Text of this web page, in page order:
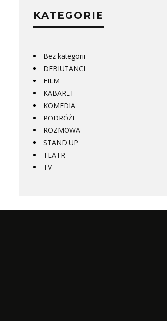
KATEGORIE
Bez kategorii
DEBIUTANCI
FILM
KABARET
KOMEDIA
PODRÓŻE
ROZMOWA
STAND UP
TEATR
TV